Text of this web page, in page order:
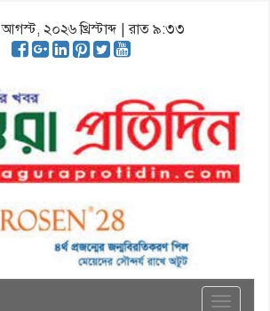
২০২৬ খ্রিস্টাব্দ | রাত ৯:৩৩
Toggle